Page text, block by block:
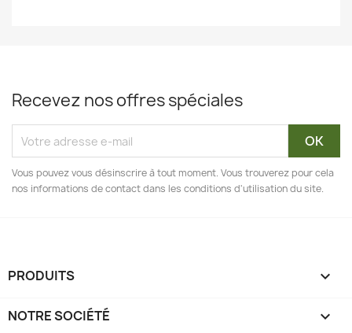
Recevez nos offres spéciales
Vous pouvez vous désinscrire à tout moment. Vous trouverez pour cela
nos informations de contact dans les conditions d'utilisation du site.
PRODUITS 
NOTRE SOCIÉTÉ 